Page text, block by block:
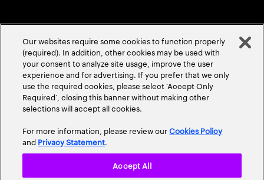
ABOUT USCONTACT US CAREERSLOCATIONS
Terms & Conditions
Our websites require some cookies to function properly
(required). In addition, other cookies may be used with
your consent to analyze site usage, improve the user
experience and for advertising. If you prefer that we only
use the required cookies, please select ‘Accept Only
Required’, closing this banner without making other
selections will accept all cookies.
For more information, please review ourCookies Policy
and Privacy Statement.
Accept All